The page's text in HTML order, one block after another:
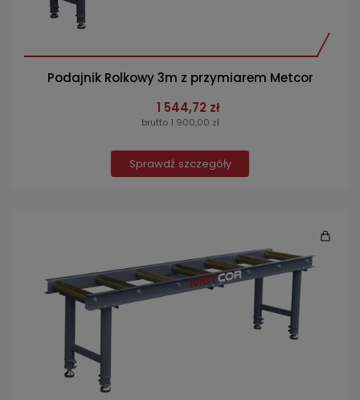
Podajnik Rolkowy 3m z przymiarem Metcor
1 544,72 zł
brutto 1 900,00 zł
Sprawdź szczegóły